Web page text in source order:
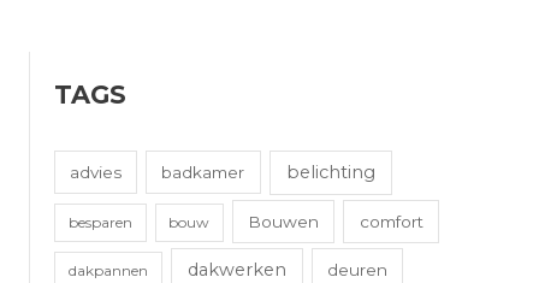
TAGS
advies badkamer belichting
besparen bouw Bouwen comfort
dakpannen dakwerken deuren